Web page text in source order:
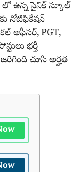
లో ఉన్న సైనిక్ స్కూల్
నోటిఫికేషన్
ఆఫీసర్, PGT,
భర్తీ
జరిగింది చూసి అర్హత